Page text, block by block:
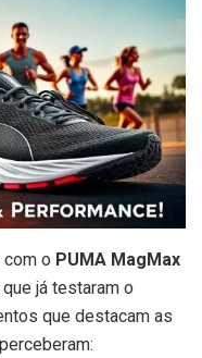
com o PUMA MagMax
já testaram o
que destacam as